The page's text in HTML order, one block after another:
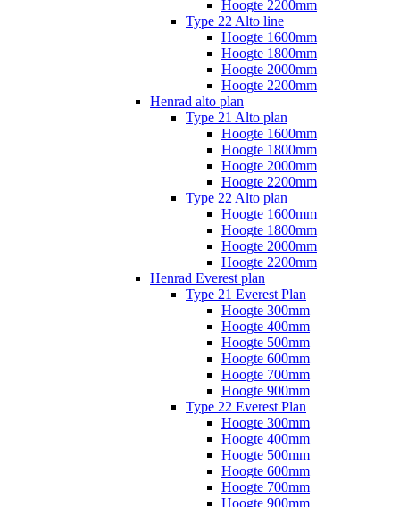
Hoogte 2200mm
Type 22 Alto line
Hoogte 1600mm
Hoogte 1800mm
Hoogte 2000mm
Hoogte 2200mm
Henrad alto plan
Type 21 Alto plan
Hoogte 1600mm
Hoogte 1800mm
Hoogte 2000mm
Hoogte 2200mm
Type 22 Alto plan
Hoogte 1600mm
Hoogte 1800mm
Hoogte 2000mm
Hoogte 2200mm
Henrad Everest plan
Type 21 Everest Plan
Hoogte 300mm
Hoogte 400mm
Hoogte 500mm
Hoogte 600mm
Hoogte 700mm
Hoogte 900mm
Type 22 Everest Plan
Hoogte 300mm
Hoogte 400mm
Hoogte 500mm
Hoogte 600mm
Hoogte 700mm
Hoogte 900mm